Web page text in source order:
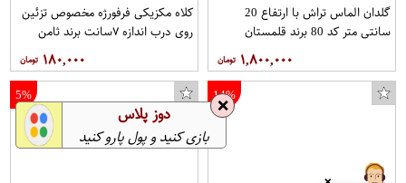
گلدان الماس تراش با ارتفاع 20
سانتی متر کد 80 برند قلمستان
۱,۸۰۰,۰۰۰
کلاه مکزیکی فرفورژه مخصوص تزئین
روی درب اندازه ۷سانت برند ثامن
۱۸۰,۰۰۰
14%
5% ❌ دوز پلاس
بازی کنید و پول پارو کنید